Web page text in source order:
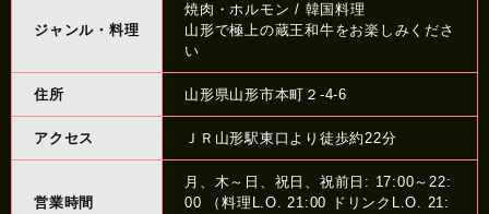
ジャンル・料理
焼肉・ホルモン / 韓国料理
山形で極上の蔵王和牛をお楽しみくださ
い
住所 山形県山形市本町２-4-6
アクセス ＪＲ山形駅東口より徒歩約22分
営業時間
月、木～日、祝日、祝前日: 17:00～22:
00 （料理L.O. 21:00 ドリンクL.O. 21: